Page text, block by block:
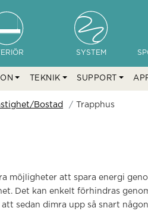
SYSTEM
TEKNIK SUPPORT
Bostad Trapphus
möjligheter att spara energi
Det kan enkelt förhindras
sedan dimra upp så snart